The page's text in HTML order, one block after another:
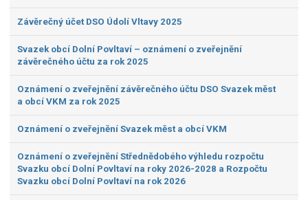
Závěrečný účet DSO Údolí Vltavy 2025
Svazek obcí Dolní Povltaví – oznámení o zveřejnění
závěrečného účtu za rok 2025
Oznámení o zveřejnění závěrečného účtu DSO Svazek měst
a obcí VKM za rok 2025
Oznámení o zveřejnění Svazek měst a obcí VKM
Oznámení o zveřejnění Střednědobého výhledu rozpočtu
Svazku obcí Dolní Povltaví na roky 2026-2028 a Rozpočtu
Svazku obcí Dolní Povltaví na rok 2026